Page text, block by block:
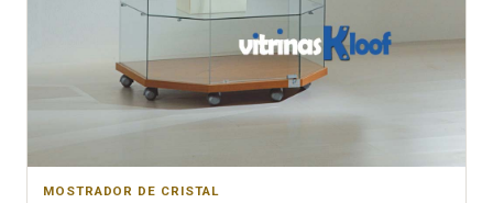
MOSTRADOR DE CRISTAL